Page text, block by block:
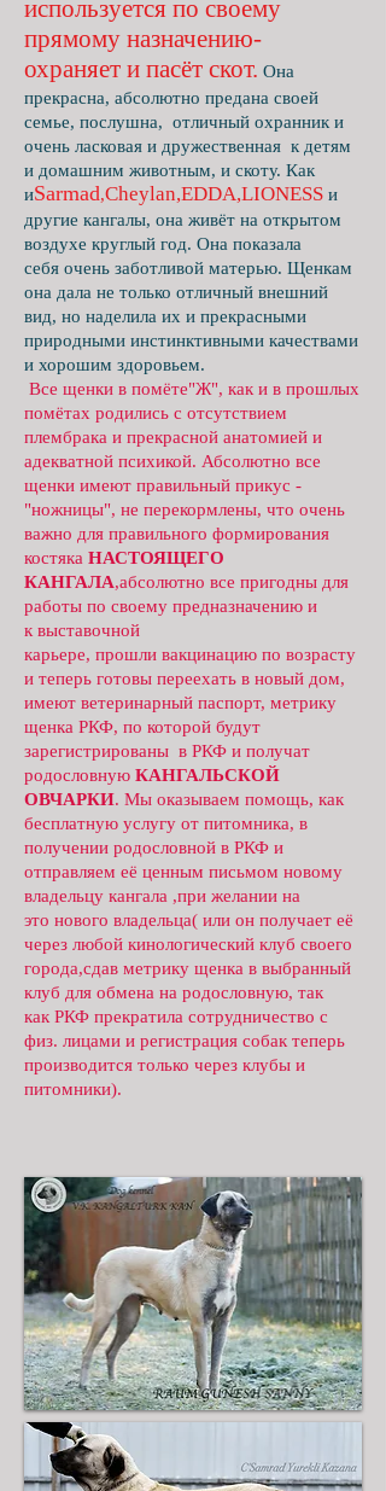
используется по своему
прямому назначению-
охраняет и пасёт скот. Она
прекрасна, абсолютно предана своей
семье, послушна, отличный охранник и
очень ласковая и дружественная к детям
и домашним животным, и скоту. Как
иSarmad,Cheylan,EDDA,LIONESS и
другие кангалы, она живёт на открытом
воздухе круглый год. Она показала
себя очень заботливой матерью. Щенкам
она дала не только отличный внешний
вид, но наделила их и прекрасными
природными инстинктивными качествами
и хорошим здоровьем.
Все щенки в помёте"Ж", как и в прошлых
помётах родились с отсутствием
плембрака и прекрасной анатомией и
адекватной психикой. Абсолютно все
щенки имеют правильный прикус -
"ножницы", не перекормлены, что очень
важно для правильного формирования
костяка НАСТОЯЩЕГО
КАНГАЛА,абсолютно все пригодны для
работы по своему предназначению и
к выставочной
карьере, прошли вакцинацию по возрасту
и теперь готовы переехать в новый дом,
имеют ветеринарный паспорт, метрику
щенка РКФ, по которой будут
зарегистрированы в РКФ и получат
родословную КАНГАЛЬСКОЙ
ОВЧАРКИ. Мы оказываем помощь, как
бесплатную услугу от питомника, в
получении родословной в РКФ и
отправляем её ценным письмом новому
владельцу кангала ,при желании на
это нового владельца( или он получает её
через любой кинологический клуб своего
города,сдав метрику щенка в выбранный
клуб для обмена на родословную, так
как РКФ прекратила сотрудничество с
физ. лицами и регистрация собак теперь
производится только через клубы и
питомники).